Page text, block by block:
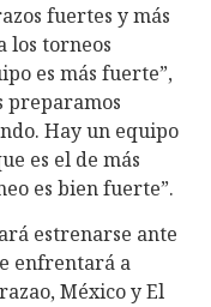
fuertes y más
los torneos
es más fuerte”,
preparamos
Hay un equipo
es el de más
es bien fuerte”.
estrenarse ante
enfrentará a
México y El